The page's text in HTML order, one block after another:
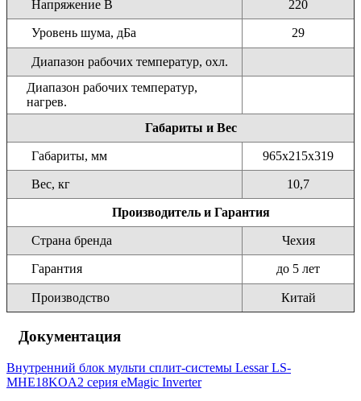
Напряжение В 220
Уровень шума, дБа 29
Диапазон рабочих температур, охл.
Диапазон рабочих температур,
нагрев.
Габариты и Вес
Габариты, мм 965x215x319
Вес, кг 10,7
Производитель и Гарантия
Страна бренда Чехия
Гарантия до 5 лет
Производство Китай
Документация
Внутренний блок мульти сплит-системы Lessar LS-
MHE18KОA2 серия eMagic Inverter